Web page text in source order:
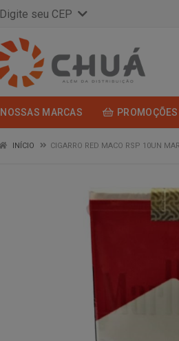
Digite seu CEP
NOSSAS MARCAS PROMOÇÕES
INÍCIO CIGARRO RED MACO RSP 10UN